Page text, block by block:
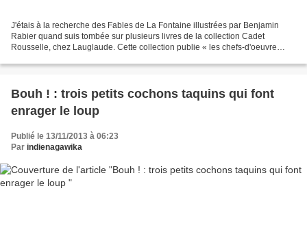
J'étais à la recherche des Fables de La Fontaine illustrées par Benjamin
Rabier quand suis tombée sur plusieurs livres de la collection Cadet
Rousselle, chez Lauglaude. Cette collection publie « les chefs-d'oeuvre
Bouh ! : trois petits cochons taquins qui font
enrager le loup
Publié le 13/11/2013 à 06:23
Par indienagawika